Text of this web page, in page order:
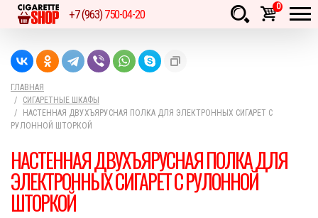
+7 (963)750-04-20
0
ГЛАВНАЯ
СИГАРЕТНЫЕ ШКАФЫ
НАСТЕННАЯ ДВУХЪЯРУСНАЯ ПОЛКА ДЛЯ ЭЛЕКТРОННЫХ СИГАРЕТ С
РУЛОННОЙ ШТОРКОЙ
НАСТЕННАЯ ДВУХЪЯРУСНАЯ ПОЛКА ДЛЯ
ЭЛЕКТРОННЫХ СИГАРЕТ С РУЛОННОЙ
ШТОРКОЙ